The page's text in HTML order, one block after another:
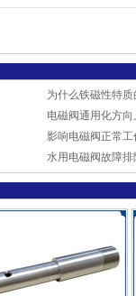
为什么铁磁性特
电磁阀通用化方
影响电磁阀正常
水用电磁阀故障排